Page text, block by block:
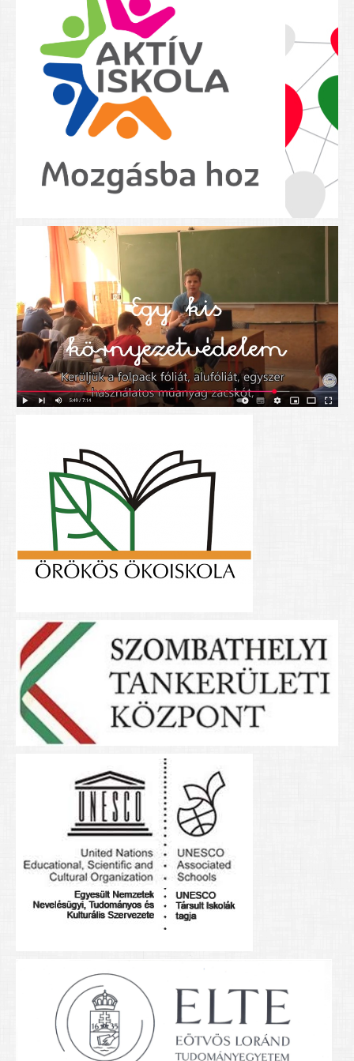
Nyolcadikosainknak
Kréta szülői segédlet
Felsős taneszközlista
BEISKOLÁZÁS 2026